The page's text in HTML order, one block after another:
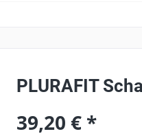
PLURAFIT
39,20 € *